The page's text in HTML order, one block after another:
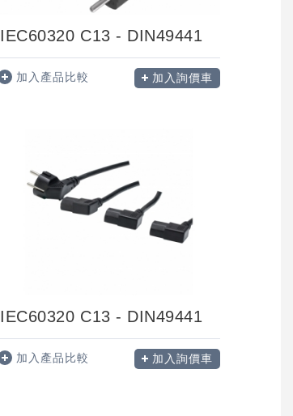
IEC60320 C13 - DIN49441
加入產品比較 加入詢價車
IEC60320 C13 - DIN49441
加入產品比較 加入詢價車